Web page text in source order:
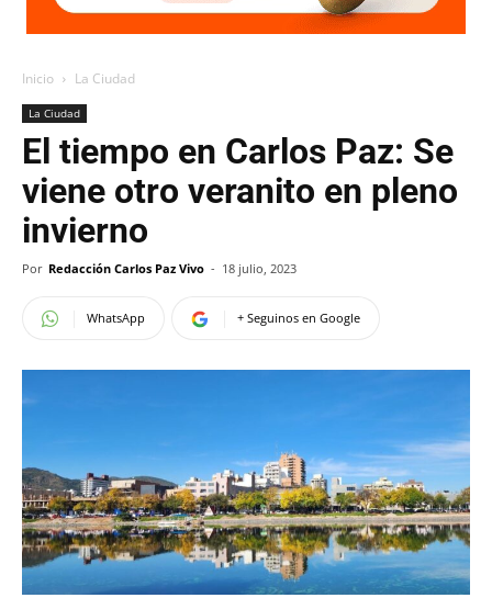
Inicio La Ciudad
La Ciudad
El tiempo en Carlos Paz: Se
viene otro veranito en pleno
invierno
Por Redacción Carlos Paz Vivo - 18 julio, 2023
WhatsApp + Seguinos en Google